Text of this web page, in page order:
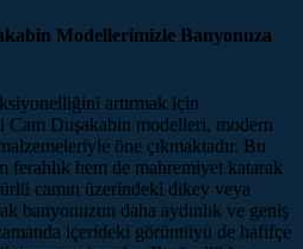
Modellerimizle Banyonuza
artırmak için
Duşakabin modelleri, modern
öne çıkmaktadır. Bu
ferahlık hem de mahremiyet katarak
camın üzerindeki dikey veya
banyonuzun daha aydınlık ve geniş
içerideki görüntüyü de hafifçe